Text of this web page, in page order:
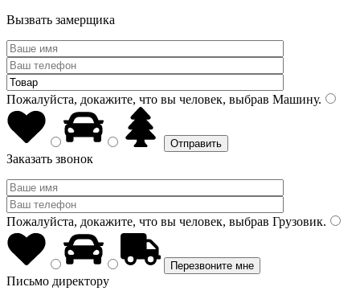
Вызвать замерщика
Пожалуйста, докажите, что вы человек, выбрав Машину.
Заказать звонок
Пожалуйста, докажите, что вы человек, выбрав Грузовик.
Письмо директору